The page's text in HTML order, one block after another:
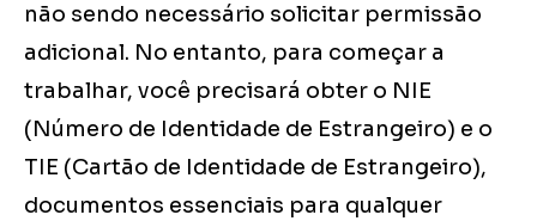
não sendo necessário solicitar permissão
adicional. No entanto, para começar a
trabalhar, você precisará obter o NIE
(Número de Identidade de Estrangeiro) e o
TIE (Cartão de Identidade de Estrangeiro),
documentos essenciais para qualquer